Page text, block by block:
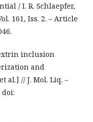
/ I. R. Schlaepfer,
161, Iss. 2. – Article
inclusion
and
al.] // J. Mol. Liq. –
doi: